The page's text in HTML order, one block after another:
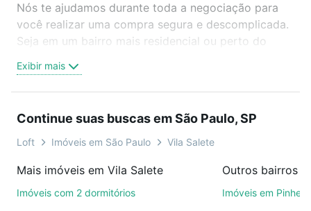
Nós te ajudamos durante toda a negociação para
você realizar uma compra segura e descomplicada.
Seja em um bairro mais residencial ou perto do
oferta ideal de Imóveis à venda em Vila Salete, São
Paulo, SP para conquistar seu sonho. Agende uma
compromisso e você ainda conta com mais de 46
mil corretores e imobiliárias te ajudando na compra,
Como escolher um imóvel?
Exibir mais
Continue suas buscas em São Paulo, SP
Loft Imóveis em São Paulo Vila Salete
Mais imóveis em Vila Salete
Imóveis com 2 dormitórios
Outros bairros
Imóveis em